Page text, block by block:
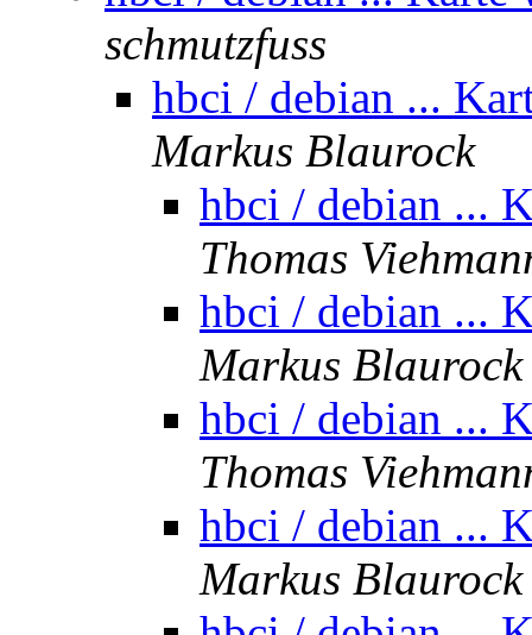
schmutzfuss
hbci / debian ...
Markus Blaurock
hbci / debian ...
Thomas
hbci / debian ...
Markus Blaurock
hbci / debian ...
Thomas
hbci / debian ...
Markus Blaurock